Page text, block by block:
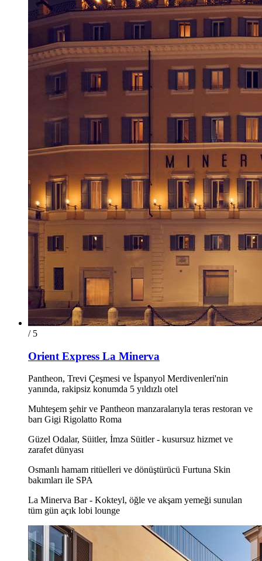
/ 5
Orient Express La Minerva
Pantheon, Trevi Çeşmesi ve İspanyol Merdivenleri'nin
yanında, rakipsiz konumda 5 yıldızlı otel
Muhteşem şehir ve Pantheon manzaralarıyla teras restoran ve
barı Gigi Rigolatto Roma
Güzel Odalar, Süitler, İmza Süitler - kusursuz hizmet ve
zarafet dünyası
Osmanlı hamam ritüelleri ve dönüştürücü Furtuna Skin
bakımları ile SPA
La Minerva Bar - Kokteyl, öğle ve akşam yemeği sunulan
tüm gün açık lobi lounge